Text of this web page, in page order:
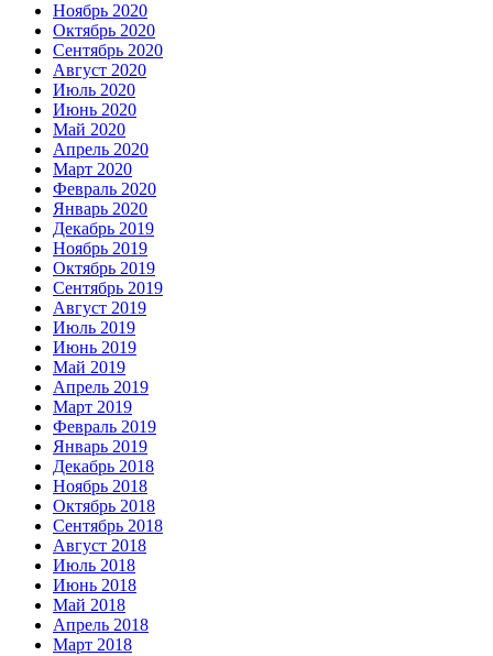
Ноябрь 2020
Октябрь 2020
Сентябрь 2020
Август 2020
Июль 2020
Июнь 2020
Май 2020
Апрель 2020
Март 2020
Февраль 2020
Январь 2020
Декабрь 2019
Ноябрь 2019
Октябрь 2019
Сентябрь 2019
Август 2019
Июль 2019
Июнь 2019
Май 2019
Апрель 2019
Март 2019
Февраль 2019
Январь 2019
Декабрь 2018
Ноябрь 2018
Октябрь 2018
Сентябрь 2018
Август 2018
Июль 2018
Июнь 2018
Май 2018
Апрель 2018
Март 2018